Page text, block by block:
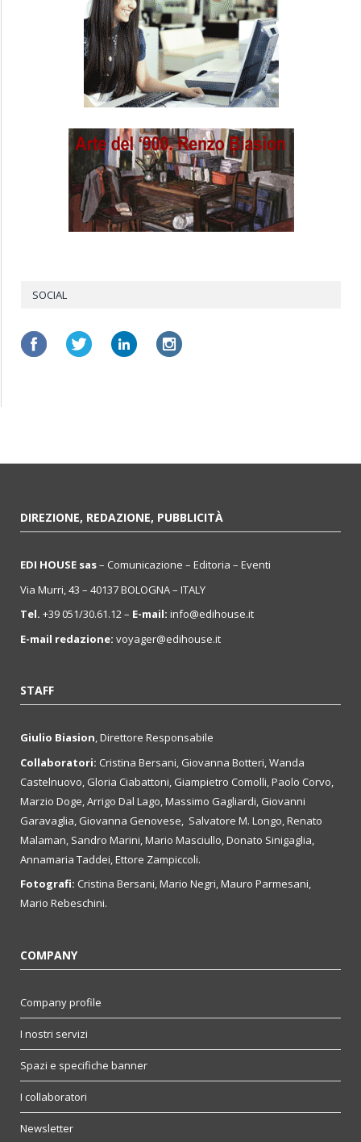
SOCIAL
DIREZIONE, REDAZIONE, PUBBLICITÀ
EDI HOUSE sas– Comunicazione – Editoria – Eventi
Via Murri, 43 – 40137 BOLOGNA – ITALY
Tel. +39 051/30.61.12 – E-mail: info@edihouse.it
E-mail redazione: voyager@edihouse.it
STAFF
Giulio Biasion, Direttore Responsabile
Collaboratori: Cristina Bersani, Giovanna Botteri, Wanda
Castelnuovo, Gloria Ciabattoni, Giampietro Comolli, Paolo Corvo,
Marzio Doge, Arrigo Dal Lago, Massimo Gagliardi, Giovanni
Garavaglia, Giovanna Genovese, Salvatore M. Longo, Renato
Malaman, Sandro Marini, Mario Masciullo, Donato Sinigaglia,
Annamaria Taddei, Ettore Zampiccoli.
Fotografi: Cristina Bersani, Mario Negri, Mauro Parmesani,
Mario Rebeschini.
COMPANY
Company profile
I nostri servizi
Spazi e specifiche banner
I collaboratori
Newsletter